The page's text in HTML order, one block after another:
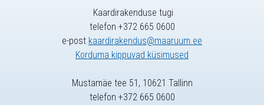
Kaardirakenduse tugi
telefon +372 665 0600
e-post kaardirakendus@maaruum.ee
Korduma kippuvad küsimused
Mustamäe tee 51, 10621 Tallinn
telefon +372 665 0600